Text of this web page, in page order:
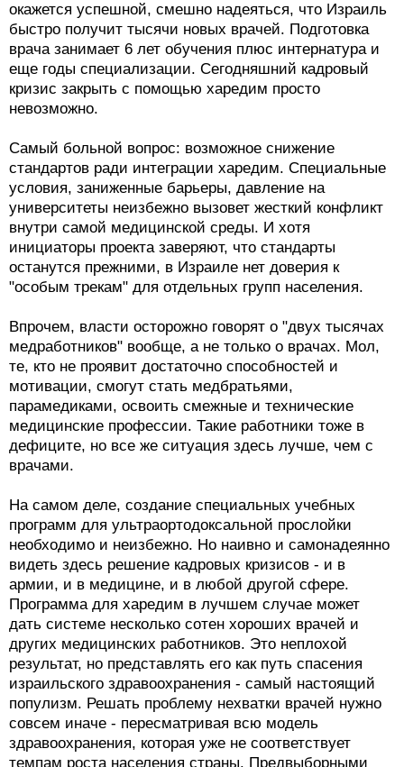
окажется успешной, смешно надеяться, что Израиль
быстро получит тысячи новых врачей. Подготовка
врача занимает 6 лет обучения плюс интернатура и
еще годы специализации. Сегодняшний кадровый
кризис закрыть с помощью харедим просто
невозможно.
Самый больной вопрос: возможное снижение
стандартов ради интеграции харедим. Специальные
условия, заниженные барьеры, давление на
университеты неизбежно вызовет жесткий конфликт
внутри самой медицинской среды. И хотя
инициаторы проекта заверяют, что стандарты
останутся прежними, в Израиле нет доверия к
"особым трекам" для отдельных групп населения.
Впрочем, власти осторожно говорят о "двух тысячах
медработников" вообще, а не только о врачах. Мол,
те, кто не проявит достаточно способностей и
мотивации, смогут стать медбратьями,
парамедиками, освоить смежные и технические
медицинские профессии. Такие работники тоже в
дефиците, но все же ситуация здесь лучше, чем с
врачами.
На самом деле, создание специальных учебных
программ для ультраортодоксальной прослойки
необходимо и неизбежно. Но наивно и самонадеянно
видеть здесь решение кадровых кризисов - и в
армии, и в медицине, и в любой другой сфере.
Программа для харедим в лучшем случае может
дать системе несколько сотен хороших врачей и
других медицинских работников. Это неплохой
результат, но представлять его как путь спасения
израильского здравоохранения - самый настоящий
популизм. Решать проблему нехватки врачей нужно
совсем иначе - пересматривая всю модель
здравоохранения, которая уже не соответствует
темпам роста населения страны. Предвыборными